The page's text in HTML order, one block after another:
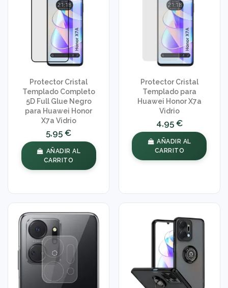
Protector Cristal
Templado Completo
5D Full Glue Negro
para Huawei Honor
X7a Vidrio
5,95 €
AÑADIR AL
CARRITO
Protector Cristal
Templado para
Huawei Honor X7a
Vidrio
4,95 €
AÑADIR AL
CARRITO